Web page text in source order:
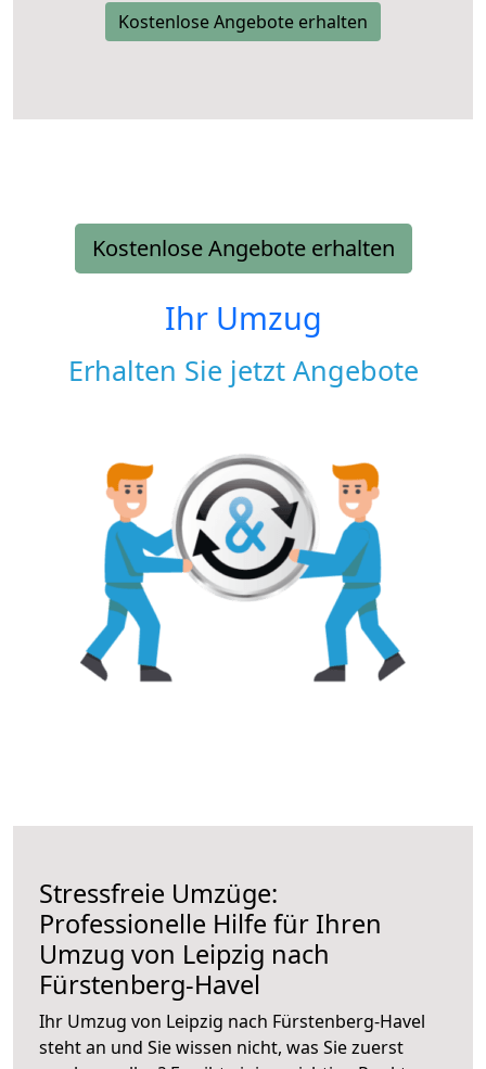
Kostenlose Angebote erhalten
Kostenlose Angebote erhalten
Ihr Umzug
Erhalten Sie jetzt Angebote
Stressfreie Umzüge:
Professionelle Hilfe für Ihren
Umzug von Leipzig nach
Fürstenberg-Havel
Ihr Umzug von Leipzig nach Fürstenberg-Havel
steht an und Sie wissen nicht, was Sie zuerst